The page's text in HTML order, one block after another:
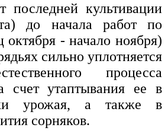
последней культивации
до начала работ по
октября - начало ноября)
сильно уплотняется
процесса
счет утаптывания ее в
урожая, а также в
сорняков.